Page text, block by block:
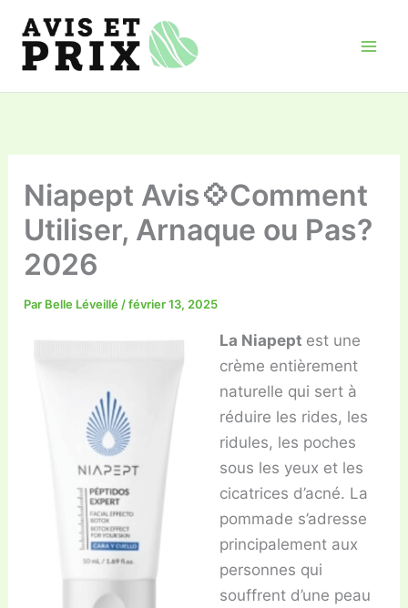
contenu
Niapept Avis💠Comment
Utiliser, Arnaque ou Pas?
2026
Par Belle Léveillé /février 13, 2025
La Niapept est une
crème entièrement
naturelle qui sert à
réduire les rides, les
ridules, les poches
sous les yeux et les
cicatrices d’acné. La
pommade s’adresse
principalement aux
personnes qui
souffrent d’une peau